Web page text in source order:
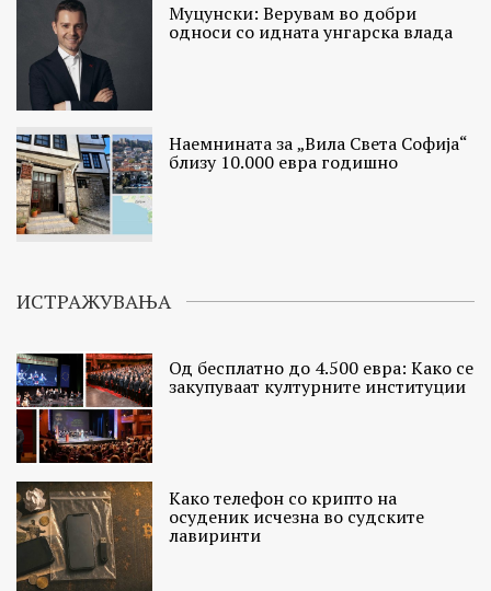
Муцунски: Верувам во добри
односи со идната унгарска влада
Наемнината за „Вила Света Софија“
близу 10.000 евра годишно
ИСТРАЖУВАЊА
Од бесплатно до 4.500 евра: Како се
закупуваат културните институции
Како телефон со крипто на
осуденик исчезна во судските
лавиринти